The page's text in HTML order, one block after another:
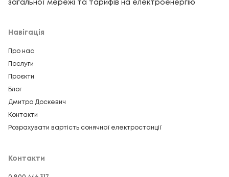
загальної мережі та тарифів на електроенергію
Навігація
Про нас
Послуги
Проєкти
Блог
Дмитро Доскевич
Контакти
Розрахувати вартість сонячної електростанції
Контакти